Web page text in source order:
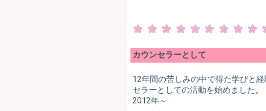
カウンセラーとして
12年間の苦しみの中で得た学びと
セラーとしての活動を始めました。
2012年～